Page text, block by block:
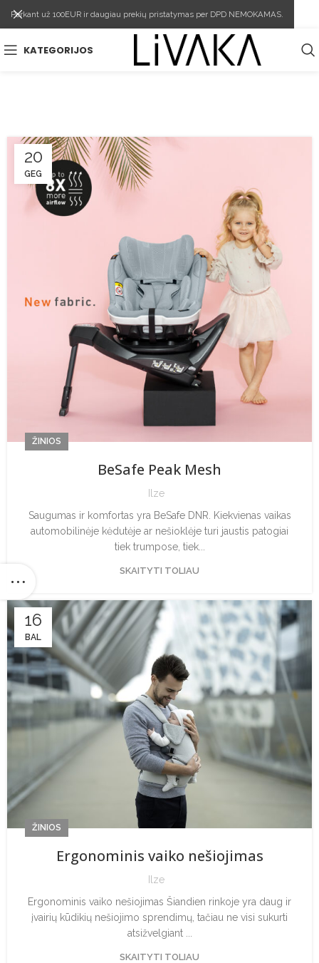
KATEGORIJOS
20
GEG
ŽINIOS
BeSafe Peak Mesh
Ilze
Saugumas ir komfortas yra BeSafe DNR. Kiekvienas vaikas
automobilinėje kėdutėje ar nešioklėje turi jaustis patogiai
tiek trumpose, tiek...
SKAITYTI TOLIAU
16
BAL
ŽINIOS
Ergonominis vaiko nešiojimas
Ilze
Ergonominis vaiko nešiojimas Šiandien rinkoje yra daug ir
įvairių kūdikių nešiojimo sprendimų, tačiau ne visi sukurti
atsižvelgiant ...
SKAITYTI TOLIAU
Perkant už 100EUR ir daugiau prekių pristatymas per DPD NEMOKAMAS.